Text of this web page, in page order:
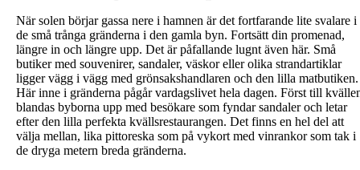
När solen börjar gassa nere i hamnen är det fortfarande lite svalare i
de små trånga gränderna i den gamla byn. Fortsätt din promenad,
längre in och längre upp. Det är påfallande lugnt även här. Små
butiker med souvenirer, sandaler, väskor eller olika strandartiklar
ligger vägg i vägg med grönsakshandlaren och den lilla matbutiken.
Här inne i gränderna pågår vardagslivet hela dagen. Först till
blandas byborna upp med besökare som fyndar sandaler och letar
efter den lilla perfekta kvällsrestaurangen. Det finns en hel del att
välja mellan, lika pittoreska som på vykort med vinrankor som tak i
de dryga metern breda gränderna.